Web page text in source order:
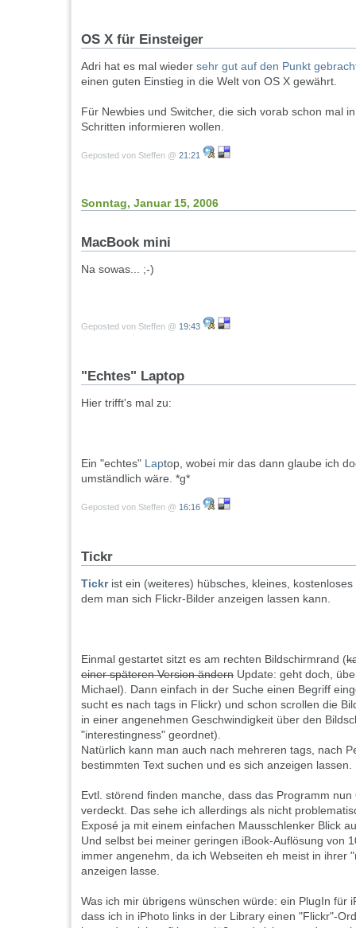
OS X für Einsteiger
Adri hat es mal wieder sehr gut auf den Punkt
einen guten Einstieg in die Welt von OS X gewährt.
Für Newbies und Switcher, die sich vorab schon mal
Schritten informieren wollen.
Geposted von Steffen @ 21:21
Sonntag, Januar 15, 2006
MacBook mini
Na sowas... ;-)
Geposted von Steffen @ 19:43
"Echtes" Laptop
Hier trifft's mal zu:
Ein "echtes" Laptop, wobei mir das dann glaube ich
umständlich wäre. *g*
Geposted von Steffen @ 16:16
Tickr
Tickrist ein (weiteres) hübsches, kleines,
dem man sich Flickr-Bilder anzeigen lassen kann.
Einmal gestartet sitzt es am rechten Bildschirmrand (
einer späteren Version ändern Update: geht doch,
Michael). Dann einfach in der Suche einen Begriff
sucht es nach tags in Flickr) und schon scrollen die
in einer angenehmen Geschwindigkeit über den
"interestingness" geordnet).
Natürlich kann man auch nach mehreren tags, nach
bestimmten Text suchen und es sich anzeigen lassen.
Evtl. störend finden manche, dass das Programm
verdeckt. Das sehe ich allerdings als nicht
Exposé ja mit einem einfachen Mausschlenker Blick
Und selbst bei meiner geringen iBook-Auflösung von
immer angenehm, da ich Webseiten eh meist in ihrer
anzeigen lasse.
Was ich mir übrigens wünschen würde: ein PlugIn für
dass ich in iPhoto links in der Library einen "Flickr"-